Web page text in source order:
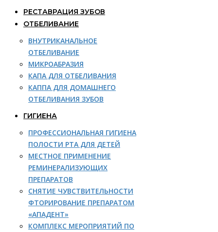
РЕСТАВРАЦИЯ ЗУБОВ
ОТБЕЛИВАНИЕ
ВНУТРИКАНАЛЬНОЕ
ОТБЕЛИВАНИЕ
МИКРОАБРАЗИЯ
КАПА ДЛЯ ОТБЕЛИВАНИЯ
КАППА ДЛЯ ДОМАШНЕГО
ОТБЕЛИВАНИЯ ЗУБОВ
ГИГИЕНА
ПРОФЕССИОНАЛЬНАЯ ГИГИЕНА
ПОЛОСТИ РТА ДЛЯ ДЕТЕЙ
МЕСТНОЕ ПРИМЕНЕНИЕ
РЕМИНЕРАЛИЗУЮЩИХ
ПРЕПАРАТОВ
СНЯТИЕ ЧУВСТВИТЕЛЬНОСТИ
ФТОРИРОВАНИЕ ПРЕПАРАТОМ
«АПАДЕНТ»
КОМПЛЕКС МЕРОПРИЯТИЙ ПО